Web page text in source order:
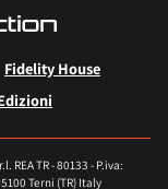
Fidelity House
TR - 80133 - P.iva:
Terni (TR) Italy